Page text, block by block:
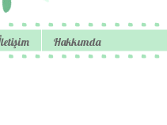
Hakkımda